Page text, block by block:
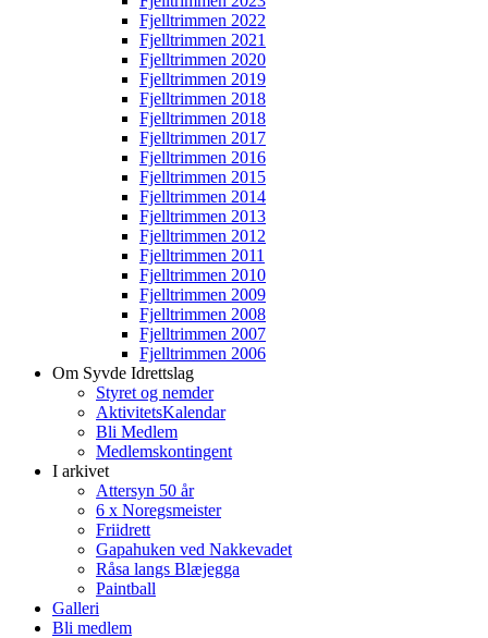
Fjelltrimmen 2022
Fjelltrimmen 2021
Fjelltrimmen 2020
Fjelltrimmen 2019
Fjelltrimmen 2018
Fjelltrimmen 2018
Fjelltrimmen 2017
Fjelltrimmen 2016
Fjelltrimmen 2015
Fjelltrimmen 2014
Fjelltrimmen 2013
Fjelltrimmen 2012
Fjelltrimmen 2011
Fjelltrimmen 2010
Fjelltrimmen 2009
Fjelltrimmen 2008
Fjelltrimmen 2007
Fjelltrimmen 2006
Om Syvde Idrettslag
Styret og nemder
AktivitetsKalendar
Bli Medlem
Medlemskontingent
I arkivet
Attersyn 50 år
6 x Noregsmeister
Friidrett
Gapahuken ved Nakkevadet
Råsa langs Blæjegga
Paintball
Galleri
Bli medlem